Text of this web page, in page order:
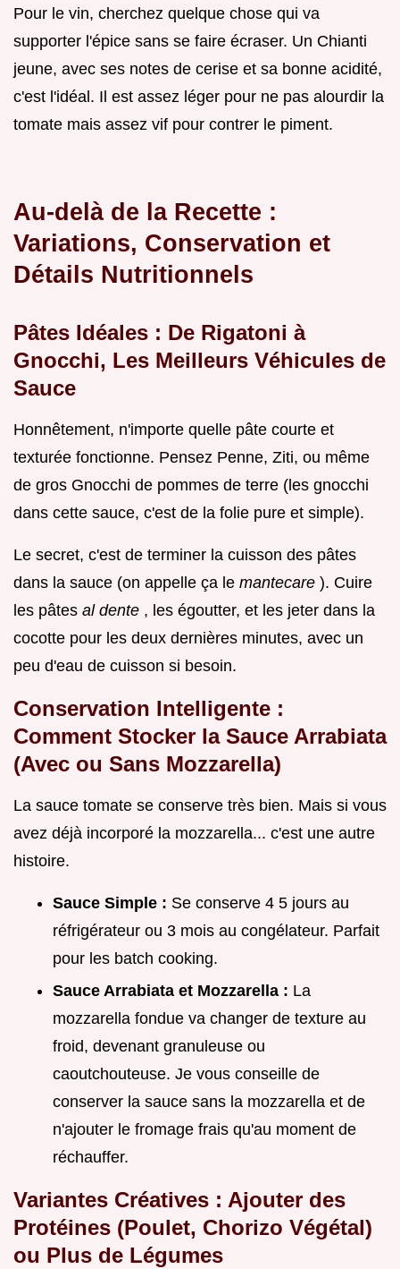
Pour le vin, cherchez quelque chose qui va
supporter l'épice sans se faire écraser. Un Chianti
jeune, avec ses notes de cerise et sa bonne acidité,
c'est l'idéal. Il est assez léger pour ne pas alourdir la
tomate mais assez vif pour contrer le piment.
Au-delà de la Recette :
Variations, Conservation et
Détails Nutritionnels
Pâtes Idéales : De Rigatoni à
Gnocchi, Les Meilleurs Véhicules de
Sauce
Honnêtement, n'importe quelle pâte courte et
texturée fonctionne. Pensez Penne, Ziti, ou même
de gros Gnocchi de pommes de terre (les gnocchi
dans cette sauce, c'est de la folie pure et simple).
Le secret, c'est de terminer la cuisson des pâtes
dans la sauce (on appelle ça le mantecare ). Cuire
les pâtes al dente , les égoutter, et les jeter dans la
cocotte pour les deux dernières minutes, avec un
peu d'eau de cuisson si besoin.
Conservation Intelligente :
Comment Stocker la Sauce Arrabiata
(Avec ou Sans Mozzarella)
La sauce tomate se conserve très bien. Mais si vous
avez déjà incorporé la mozzarella... c'est une autre
histoire.
Sauce Simple : Se conserve 4 5 jours au
réfrigérateur ou 3 mois au congélateur. Parfait
pour les batch cooking.
Sauce Arrabiata et Mozzarella : La
mozzarella fondue va changer de texture au
froid, devenant granuleuse ou
caoutchouteuse. Je vous conseille de
conserver la sauce sans la mozzarella et de
n'ajouter le fromage frais qu'au moment de
réchauffer.
Variantes Créatives : Ajouter des
Protéines (Poulet, Chorizo Végétal)
ou Plus de Légumes